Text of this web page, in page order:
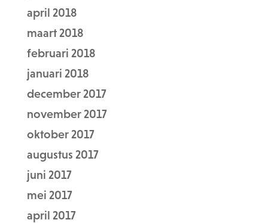
april 2018
maart 2018
februari 2018
januari 2018
december 2017
november 2017
oktober 2017
augustus 2017
juni 2017
mei 2017
april 2017